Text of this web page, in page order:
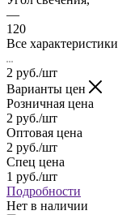
—
120
Все характеристики
2 руб./шт
Варианты цен
Розничная цена
2 руб./шт
Оптовая цена
2 руб./шт
Спец цена
1 руб./шт
Подробности
Нет в наличии